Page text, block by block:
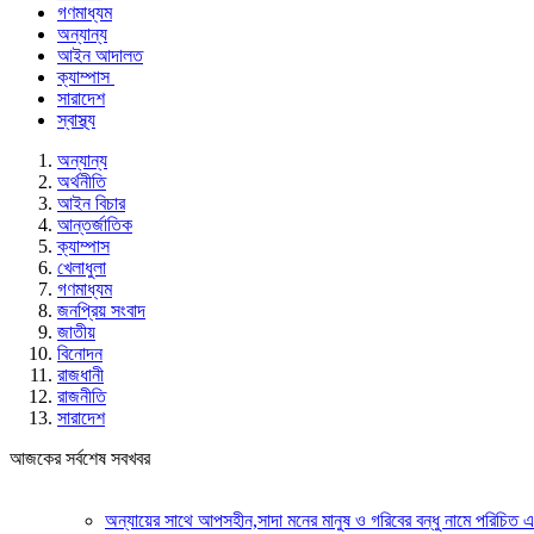
গণমাধ্যম
অন্যান্য
আইন আদালত
ক্যাম্পাস
সারাদেশ
স্বাস্থ্য
অন্যান্য
অর্থনীতি
আইন বিচার
আন্তর্জাতিক
ক্যাম্পাস
খেলাধুলা
গণমাধ্যম
জনপ্রিয় সংবাদ
জাতীয়
বিনোদন
রাজধানী
রাজনীতি
সারাদেশ
আজকের সর্বশেষ সবখবর
অন্যায়ের সাথে আপসহীন,সাদা মনের মানুষ ও গরিবের বন্ধু নামে পরিচিত